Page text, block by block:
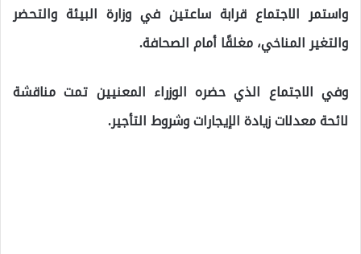
واستمر الاجتماع قرابة ساعتين في وزارة البيئة والتحضر
والتغير المناخي، مغلقًا أمام الصحافة.
وفي الاجتماع الذي حضره الوزراء المعنيين تمت مناقشة
لائحة معدلات زيادة الإيجارات وشروط التأجير.